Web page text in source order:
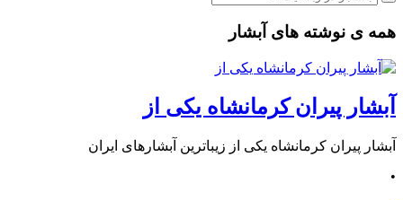
همه ی نوشته های آبشار
آبشار پیران کرمانشاه یکی از
آبشار پیران کرمانشاه یکی از زیباترین آبشارهای ایران
•